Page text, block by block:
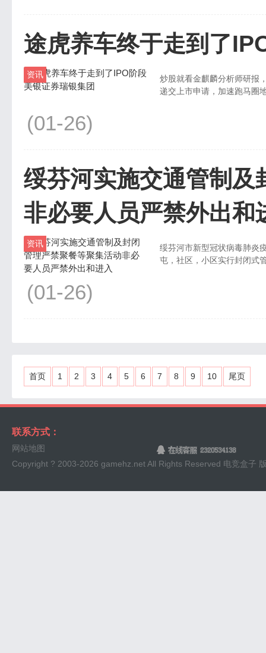
途虎养车终于走到了
资讯
炒股就看金麒麟分析师研报，权威，
递交上市申请，加速跑马圈
(01-26)
绥芬河实施交通管制及
非必要人员严禁外出和
资讯
绥芬河市新型冠状病毒肺炎
屯，社区，小区实行封闭式
(01-26)
首页 1 2 3 4 5 6 7 8 9 10 尾页
联系方式：
网站地图
Copyright ? 2003-2026 gamehz.net All Rights Reserved 电竞盒子